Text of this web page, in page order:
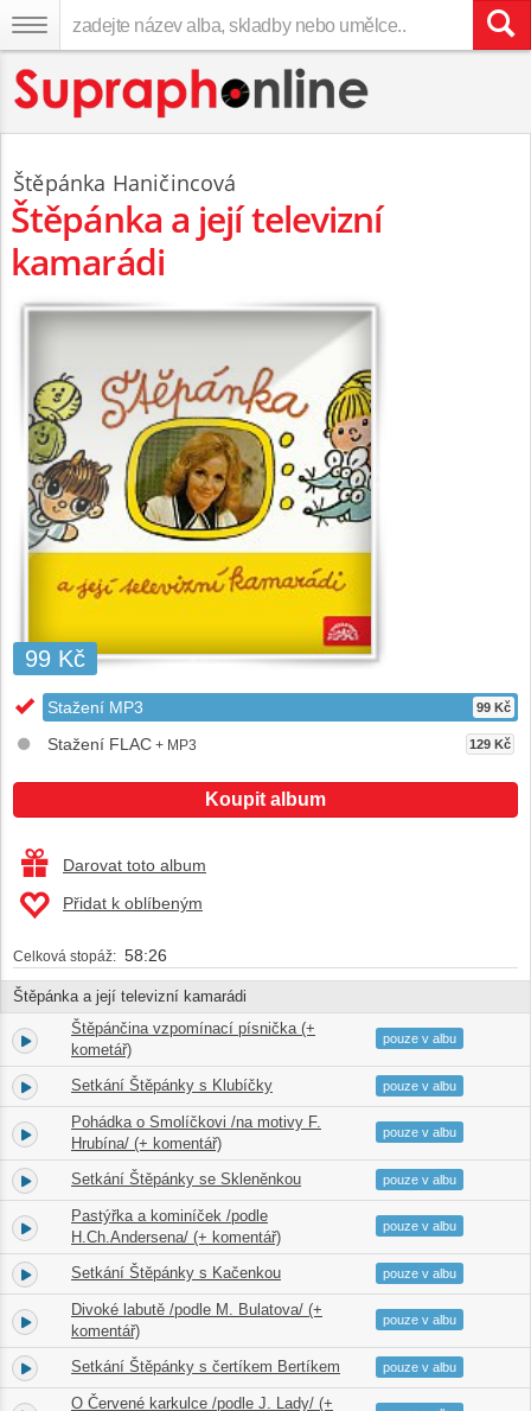
Štěpánka Haničincová
Štěpánka a její televizní
kamarádi
99 Kč
Stažení MP3 99 Kč
Stažení FLAC + MP3 129 Kč
Koupit album
Darovat toto album
Přidat k oblíbeným
Celková stopáž: 58:26
Štěpánka a její televizní kamarádi
1.
Štěpánčina vzpomínací písnička (+
kometář)
01:15
pouze v albu
2. Setkání Štěpánky s Klubíčky 01:09
pouze v albu
3.
Pohádka o Smolíčkovi /na motivy F.
Hrubína/ (+ komentář)
05:41
pouze v albu
4. Setkání Štěpánky se Skleněnkou 01:41
pouze v albu
5.
Pastýřka a kominíček /podle
H.Ch.Andersena/ (+ komentář)
07:17
pouze v albu
6. Setkání Štěpánky s Kačenkou 01:37
pouze v albu
7.
Divoké labutě /podle M. Bulatova/ (+
komentář)
07:02
pouze v albu
8. Setkání Štěpánky s čertíkem Bertíkem 03:46
pouze v albu
O Červené karkulce /podle J. Lady/ (+